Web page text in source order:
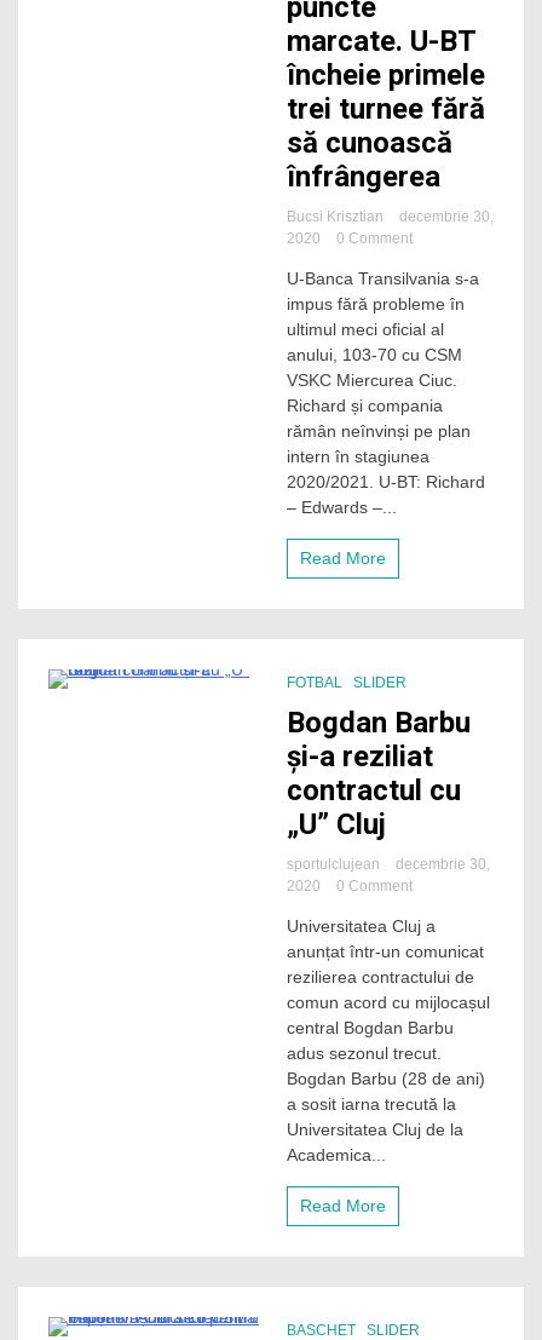
puncte
marcate. U-BT
încheie primele
trei turnee fără
să cunoască
înfrângerea
Bucsi Krisztian
decembrie 30,
2020
0 Commenton
de
an
cu
peste
de
puncte
marcate.
U-
BT
U-Banca Transilvania s-a
impus fără probleme în
ultimul meci oficial al
anului, 103-70 cu CSM
VSKC Miercurea Ciuc.
Richard și compania
rămân neînvinși pe plan
intern în stagiunea
2020/2021. U-BT: Richard
– Edwards –...
Read More
FOTBAL SLIDER
Bogdan Barbu
și-a reziliat
contractul cu
„U” Cluj
sportulclujean
decembrie 30,
2020
0 Commenton
Barbu
și-
a
reziliat
contractul
cu
„U”
Cluj
Universitatea Cluj a
anunțat într-un comunicat
rezilierea contractului de
comun acord cu mijlocașul
central Bogdan Barbu
adus sezonul trecut.
Bogdan Barbu (28 de ani)
a sosit iarna trecută la
Universitatea Cluj de la
Academica...
Read More
BASCHET SLIDER